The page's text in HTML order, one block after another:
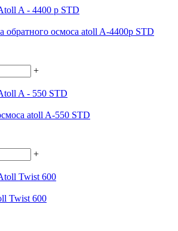
обратного осмоса atoll A-4400p STD
+
atoll A-550 STD
+
Twist 600